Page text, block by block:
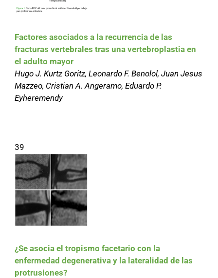
Factores asociados a la recurrencia de las
fracturas vertebrales tras una vertebroplastia en
el adulto mayor
Hugo J. Kurtz Goritz, Leonardo F. Benolol, Juan Jesus
Mazzeo, Cristian A. Angeramo, Eduardo P.
Eyheremendy
39
¿Se asocia el tropismo facetario con la
enfermedad degenerativa y la lateralidad de las
protrusiones?